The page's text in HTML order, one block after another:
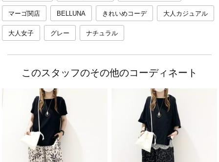
マーゴ関店 BELLUNA きれいめコーデ 大人カジュアル
大人女子 グレー ナチュラル
このスタッフのその他のコーディネート